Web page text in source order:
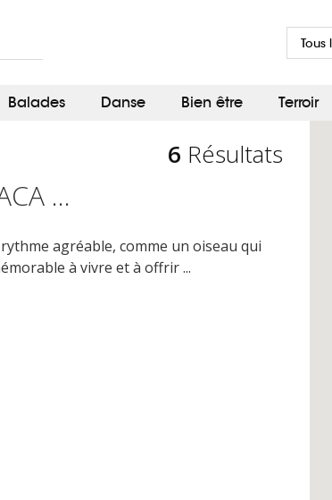
Tous
Balades Danse Bien être Terroir
6 Résultats
...
agréable, comme un oiseau qui
à vivre et à offrir ...